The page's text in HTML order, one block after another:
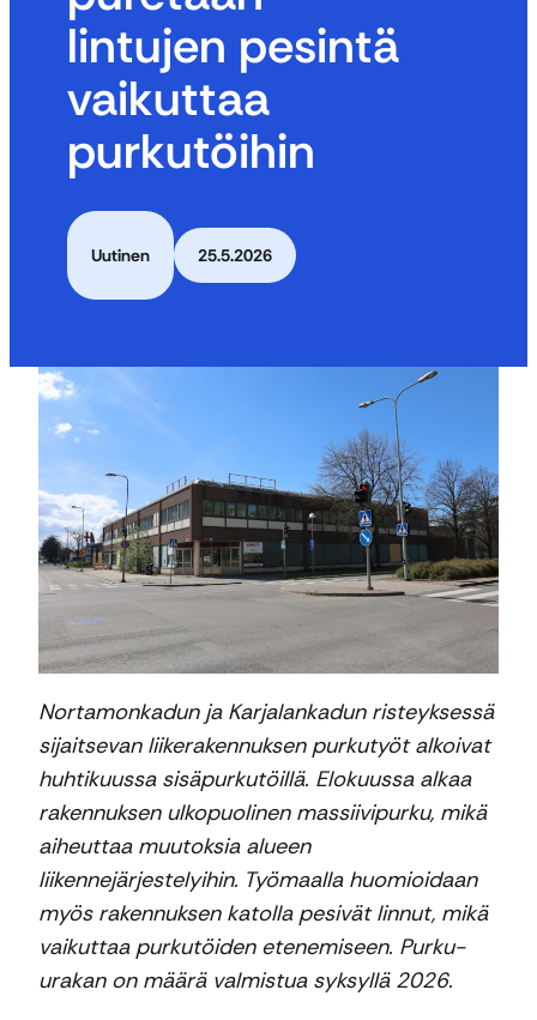
lintujen pesintä
vaikuttaa
purkutöihin
Uutinen 25.5.2026
Nortamonkadun ja Karjalankadun risteyksessä
sijaitsevan liikerakennuksen purkutyöt alkoivat
huhtikuussa sisäpurkutöillä. Elokuussa alkaa
rakennuksen ulkopuolinen massiivipurku, mikä
aiheuttaa muutoksia alueen
liikennejärjestelyihin. Työmaalla huomioidaan
myös rakennuksen katolla pesivät linnut, mikä
vaikuttaa purkutöiden etenemiseen. Purku-
urakan on määrä valmistua syksyllä 2026.